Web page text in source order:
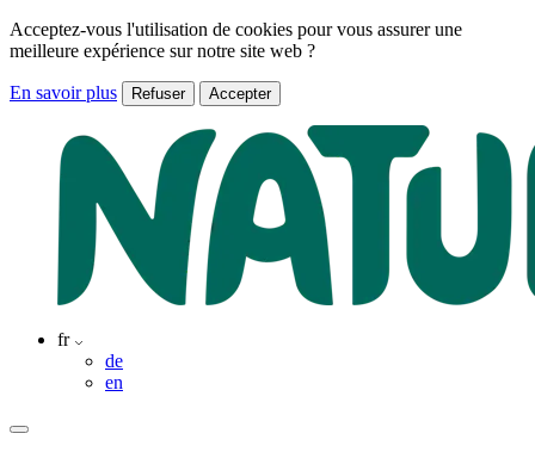
Acceptez-vous l'utilisation de cookies pour vous assurer une
meilleure expérience sur notre site web ?
En savoir plus Refuser Accepter
fr
de
en